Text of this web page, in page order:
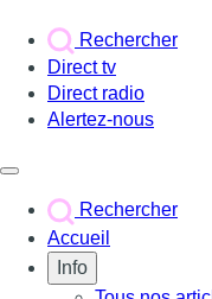
Rechercher
Direct tv
Direct radio
Alertez-nous
Rechercher
Accueil
Info